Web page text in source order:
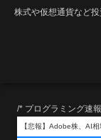
株式や仮想通貨など
/* プログラミング速
【悲報】Adobe株、AI